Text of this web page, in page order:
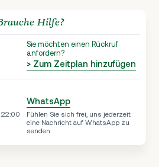
Hilfe?
Sie möchten einen Rückruf
anfordern?
> Zum Zeitplan hinzufügen
WhatsApp
Fühlen Sie sich frei, uns jederzeit
eine Nachricht auf WhatsApp zu
senden